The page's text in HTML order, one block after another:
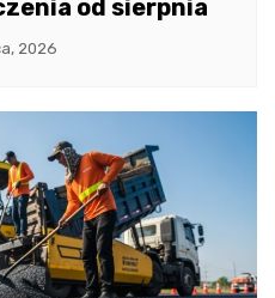
od sierpnia
2026